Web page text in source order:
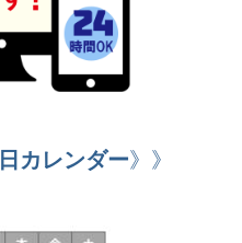
カレンダー》》